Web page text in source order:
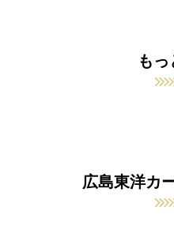
も
広島東洋カ